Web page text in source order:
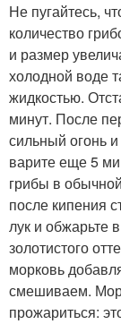
Не пугайтесь,
количество
и размер
холодной воде
жидкостью.
минут. После
сильный огонь
варите еще 5
грибы в
после кипения
лук и обжарьте
золотистого
морковь
смешиваем.
прожариться: